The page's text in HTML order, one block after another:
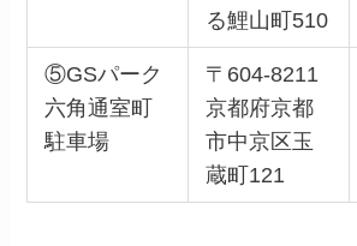
る鯉山町510
⑤GSパーク
六角通室町
駐車場
〒604-8211
京都府京都
市中京区玉
蔵町121